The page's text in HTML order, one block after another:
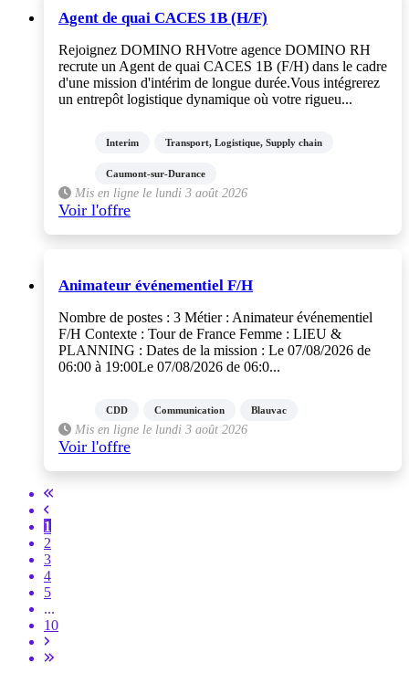
Agent de quai CACES 1B (H/F)
Rejoignez DOMINO RHVotre agence DOMINO RH
recrute un Agent de quai CACES 1B (F/H) dans le cadre
d'une mission d'intérim de longue durée.Vous intégrerez
un entrepôt logistique dynamique où votre rigueu...
Interim Transport, Logistique, Supply chain
Caumont-sur-Durance
Mis en ligne le lundi 3 août 2026
Voir l'offre
Animateur événementiel F/H
Nombre de postes : 3 Métier : Animateur événementiel
F/H Contexte : Tour de France Femme : LIEU &
PLANNING : Dates de la mission : Le 07/08/2026 de
06:00 à 19:00Le 07/08/2026 de 06:0...
CDD Communication Blauvac
Mis en ligne le lundi 3 août 2026
Voir l'offre
1
2
3
4
5
...
10